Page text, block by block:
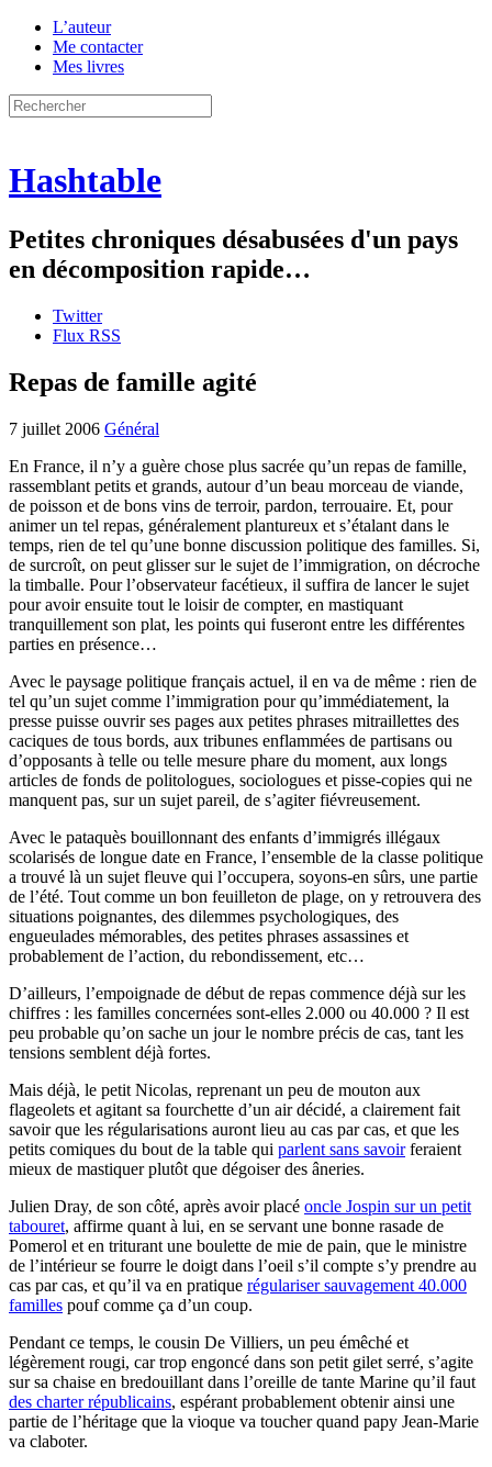
L’auteur
Me contacter
Mes livres
Hashtable
Petites chroniques désabusées d'un pays
en décomposition rapide…
Twitter
Flux RSS
Repas de famille agité
7 juillet 2006 Général
En France, il n’y a guère chose plus sacrée qu’un repas de famille,
rassemblant petits et grands, autour d’un beau morceau de viande,
de poisson et de bons vins de terroir, pardon, terrouaire. Et, pour
animer un tel repas, généralement plantureux et s’étalant dans le
temps, rien de tel qu’une bonne discussion politique des familles. Si,
de surcroît, on peut glisser sur le sujet de l’immigration, on décroche
la timballe. Pour l’observateur facétieux, il suffira de lancer le sujet
pour avoir ensuite tout le loisir de compter, en mastiquant
tranquillement son plat, les points qui fuseront entre les différentes
parties en présence…
Avec le paysage politique français actuel, il en va de même : rien de
tel qu’un sujet comme l’immigration pour qu’immédiatement, la
presse puisse ouvrir ses pages aux petites phrases mitraillettes des
caciques de tous bords, aux tribunes enflammées de partisans ou
d’opposants à telle ou telle mesure phare du moment, aux longs
articles de fonds de politologues, sociologues et pisse-copies qui ne
manquent pas, sur un sujet pareil, de s’agiter fiévreusement.
Avec le pataquès bouillonnant des enfants d’immigrés illégaux
scolarisés de longue date en France, l’ensemble de la classe politique
a trouvé là un sujet fleuve qui l’occupera, soyons-en sûrs, une partie
de l’été. Tout comme un bon feuilleton de plage, on y retrouvera des
situations poignantes, des dilemmes psychologiques, des
engueulades mémorables, des petites phrases assassines et
probablement de l’action, du rebondissement, etc…
D’ailleurs, l’empoignade de début de repas commence déjà sur les
chiffres : les familles concernées sont-elles 2.000 ou 40.000 ? Il est
peu probable qu’on sache un jour le nombre précis de cas, tant les
tensions semblent déjà fortes.
Mais déjà, le petit Nicolas, reprenant un peu de mouton aux
flageolets et agitant sa fourchette d’un air décidé, a clairement fait
savoir que les régularisations auront lieu au cas par cas, et que les
petits comiques du bout de la table qui parlent sans savoirferaient
mieux de mastiquer plutôt que dégoiser des âneries.
Julien Dray, de son côté, après avoir placé oncle Jospin sur un petit
tabouret, affirme quant à lui, en se servant une bonne rasade de
Pomerol et en triturant une boulette de mie de pain, que le ministre
de l’intérieur se fourre le doigt dans l’oeil s’il compte s’y prendre au
cas par cas, et qu’il va en pratique régulariser sauvagement 40.000
familles pouf comme ça d’un coup.
Pendant ce temps, le cousin De Villiers, un peu émêché et
légèrement rougi, car trop engoncé dans son petit gilet serré, s’agite
sur sa chaise en bredouillant dans l’oreille de tante Marine qu’il faut
des charter républicains, espérant probablement obtenir ainsi une
partie de l’héritage que la vioque va toucher quand papy Jean-Marie
va claboter.